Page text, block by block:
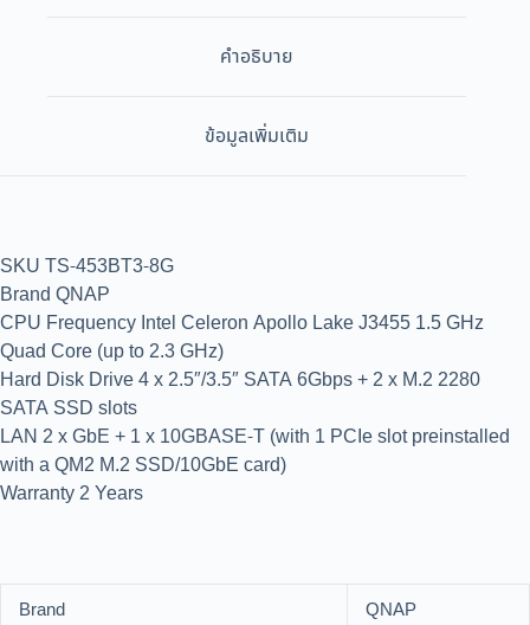
คำอธิบาย
ข้อมูลเพิ่มเติม
SKU TS-453BT3-8G
Brand QNAP
CPU Frequency Intel Celeron Apollo Lake J3455 1.5 GHz
Quad Core (up to 2.3 GHz)
Hard Disk Drive 4 x 2.5″/3.5″ SATA 6Gbps + 2 x M.2 2280
SATA SSD slots
LAN 2 x GbE + 1 x 10GBASE-T (with 1 PCIe slot preinstalled
with a QM2 M.2 SSD/10GbE card)
Warranty 2 Years
Brand
QNAP